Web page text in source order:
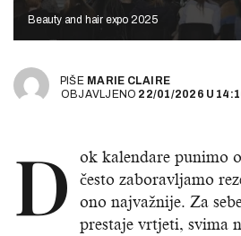
Beauty and hair expo 2025
PIŠE MARIE CLAIRE
OBJAVLJENO 22/01/2026 U
D
ok kalendare punimo
često zaboravljamo
ono najvažnije. Za
prestaje vrtjeti, svima